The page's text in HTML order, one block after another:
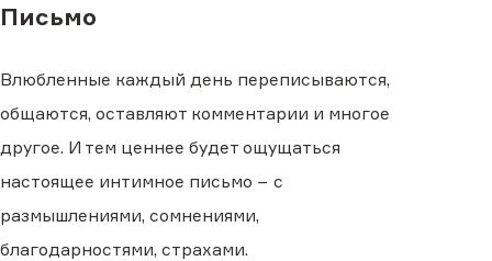
Письмо
Влюбленные каждый день переписываются,
общаются, оставляют комментарии и многое
другое. И тем ценнее будет ощущаться
настоящее интимное письмо − с
размышлениями, сомнениями,
благодарностями, страхами.